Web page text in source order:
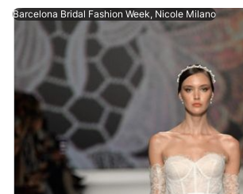
Barcelona Bridal Fashion Week, Nicole Milano